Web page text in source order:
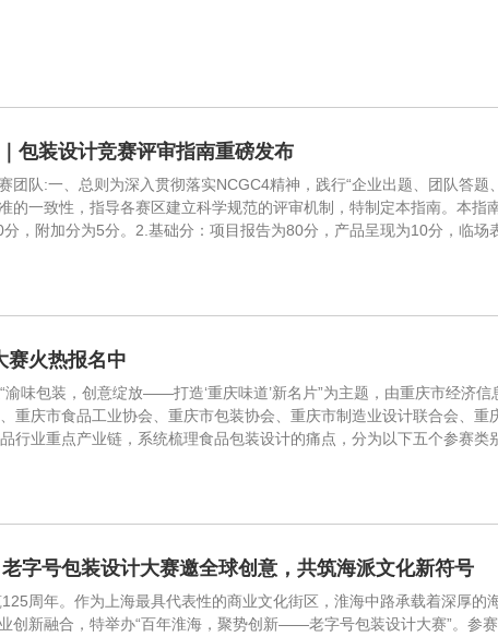
包装设计竞赛评审指南重磅发布
团队:一、总则为深入贯彻落实NCGC4精神，践行“企业出题、团队答题
的一致性，指导各赛区建立科学规范的评审机制，特制定本指南。本指
，附加分为5分。2.基础分：项目报告为80分，产品呈现为10分，临场
赛火热报名中
渝味包装，创意绽放——打造‘重庆味道’新名片”为主题，由重庆市经济
重庆市食品工业协会、重庆市包装协会、重庆市制造业设计联合会、
行业重点产业链，系统梳理食品包装设计的痛点，分为以下五个参赛类
字号包装设计大赛邀全球创意，共筑海派文化新符号
周年。作为上海最具代表性的商业文化街区，淮海中路承载着深厚的
创新融合，特举办“百年淮海，聚势创新——老字号包装设计大赛”。参